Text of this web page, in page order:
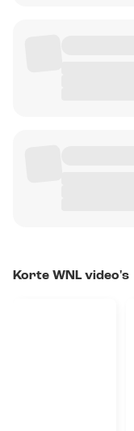
Korte WNL video's